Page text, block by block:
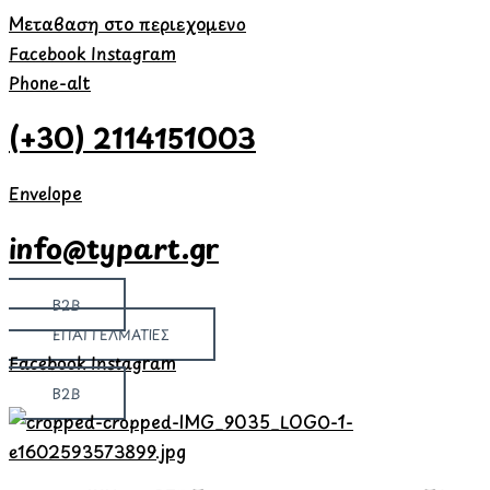
Μετάβαση στο περιεχόμενο
Facebook Instagram
Phone-alt
(+30) 2114151003
Envelope
info@typart.gr
B2B
ΕΠΑΓΓΕΛΜΑΤΙΕΣ
FacebookInstagram
B2B